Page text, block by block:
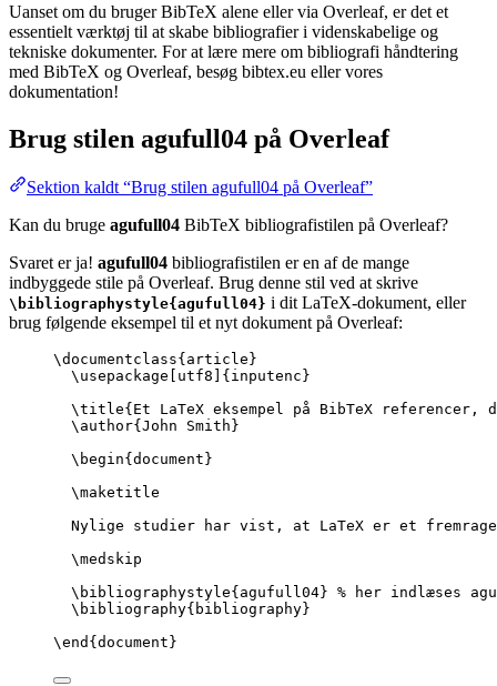
Uanset om du bruger BibTeX alene eller via Overleaf, er det et
essentielt værktøj til at skabe bibliografier i videnskabelige og
tekniske dokumenter. For at lære mere om bibliografi håndtering
med BibTeX og Overleaf, besøg bibtex.eu eller vores
dokumentation!
Brug stilen agufull04 på Overleaf
Sektion kaldt “Brug stilen agufull04 på Overleaf”
Kan du bruge agufull04 BibTeX bibliografistilen på Overleaf?
Svaret er ja! agufull04 bibliografistilen er en af de mange
indbyggede stile på Overleaf. Brug denne stil ved at skrive
\bibliographystyle{agufull04} i dit LaTeX-dokument, eller
brug følgende eksempel til et nyt dokument på Overleaf:
\documentclass{ article }
\usepackage
utf8 ]{ inputenc }
\title{Et LaTeX eksempel på BibTeX
\author{John Smith}
\begin{ document }
\maketitle
Nylige studier har vist, at LaTeX er et
\medskip
\bibliographystyle{agufull04} % her indlæses
\bibliography{bibliography}
\end { document }